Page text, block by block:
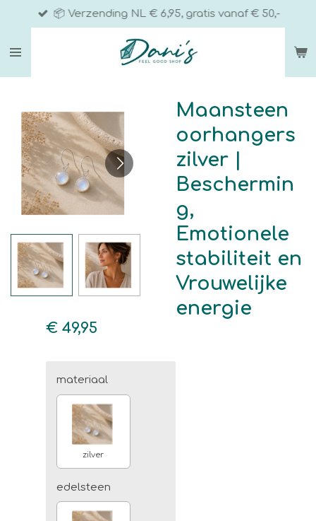
direct
naar
📦 Verzending NL € 6,95, gratis vanaf € 50,-
Maansteen
oorhangers
zilver |
Beschermin
g,
Emotionele
stabiliteit en
Vrouwelijke
energie
€ 49,95
materiaal
zilver
edelsteen